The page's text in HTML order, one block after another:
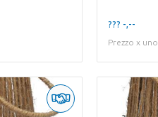
??? -,--
Prezzo x uno